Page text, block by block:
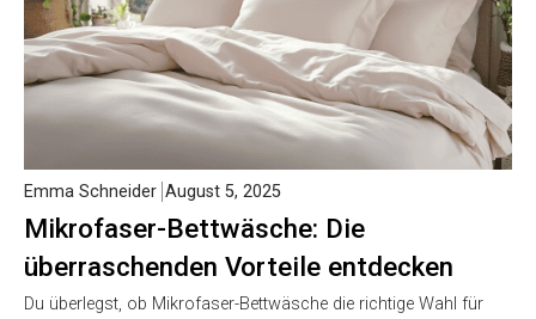
Mikrofaser-Bettwäsche: Die
überraschenden Vorteile entdecken
Emma Schneider August 5, 2025
Du überlegst, ob Mikrofaser-Bettwäsche die richtige Wahl für